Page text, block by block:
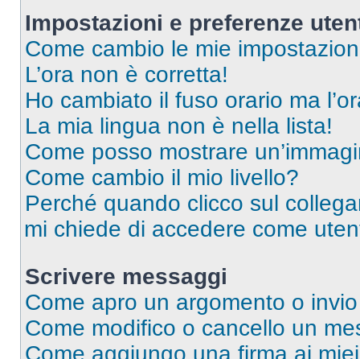
Impostazioni e preferenze
Come cambio le mie
L’ora non è corretta!
Ho cambiato il fuso orario ma
La mia lingua non è nella lista!
Come posso mostrare
Come cambio il mio livello?
Perché quando clicco sul
mi chiede di accedere come
Scrivere messaggi
Come apro un argomento o
Come modifico o cancello un
Come aggiungo una firma ai